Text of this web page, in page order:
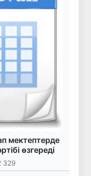
мектептерде
өзгереді
329